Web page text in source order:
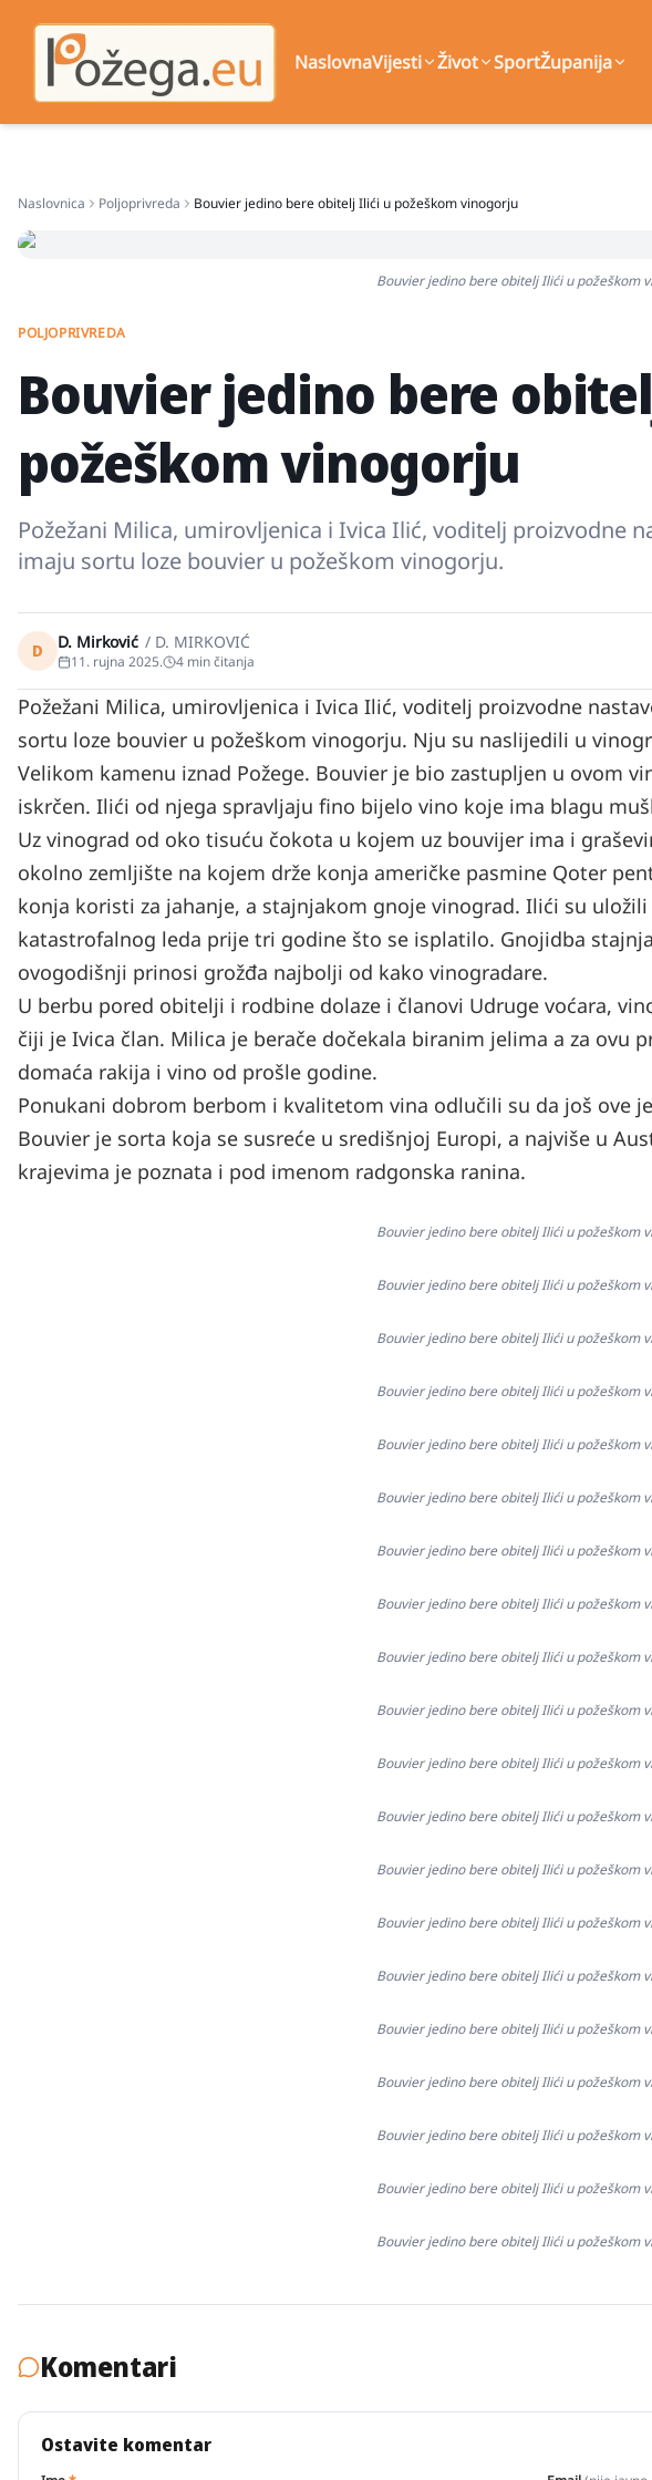
NaslovnaVijesti Život SportŽupanija
Naslovnica Poljoprivreda Bouvier jedino bere obitelj Ilići u požeškom vinogorju
Bouvier jedino bere obitelj Ilići u požeškom
POLJOPRIVREDA
Bouvier jedino bere
požeškom vinogorju
Požežani Milica, umirovljenica i Ivica Ilić, voditelj proizvodne
imaju sortu loze bouvier u požeškom vinogorju.
D D. Mirković / D. MIRKOVIĆ
11. rujna 2025. 4 min čitanja
Požežani Milica, umirovljenica i Ivica Ilić, voditelj proizvodne
sortu loze bouvier u požeškom vinogorju. Nju su naslijedili u
Velikom kamenu iznad Požege. Bouvier je bio zastupljen u ovom
iskrčen. Ilići od njega spravljaju fino bijelo vino koje ima blagu
Uz vinograd od oko tisuću čokota u kojem uz bouvijer ima i
okolno zemljište na kojem drže konja američke pasmine Qoter
konja koristi za jahanje, a stajnjakom gnoje vinograd. Ilići su
katastrofalnog leda prije tri godine što se isplatilo. Gnojidba
ovogodišnji prinosi grožđa najbolji od kako vinogradare.
U berbu pored obitelji i rodbine dolaze i članovi Udruge voćara,
čiji je Ivica član. Milica je berače dočekala biranim jelima a za ovu
domaća rakija i vino od prošle godine.
Ponukani dobrom berbom i kvalitetom vina odlučili su da još ove
Bouvier je sorta koja se susreće u središnjoj Europi, a najviše u
krajevima je poznata i pod imenom radgonska ranina.
Bouvier jedino bere obitelj Ilići u požeškom
Bouvier jedino bere obitelj Ilići u požeškom
Bouvier jedino bere obitelj Ilići u požeškom
Bouvier jedino bere obitelj Ilići u požeškom
Bouvier jedino bere obitelj Ilići u požeškom
Bouvier jedino bere obitelj Ilići u požeškom
Bouvier jedino bere obitelj Ilići u požeškom
Bouvier jedino bere obitelj Ilići u požeškom
Bouvier jedino bere obitelj Ilići u požeškom
Bouvier jedino bere obitelj Ilići u požeškom
Bouvier jedino bere obitelj Ilići u požeškom
Bouvier jedino bere obitelj Ilići u požeškom
Bouvier jedino bere obitelj Ilići u požeškom
Bouvier jedino bere obitelj Ilići u požeškom
Bouvier jedino bere obitelj Ilići u požeškom
Bouvier jedino bere obitelj Ilići u požeškom
Bouvier jedino bere obitelj Ilići u požeškom
Bouvier jedino bere obitelj Ilići u požeškom
Bouvier jedino bere obitelj Ilići u požeškom
Bouvier jedino bere obitelj Ilići u požeškom
Komentari
Ostavite komentar